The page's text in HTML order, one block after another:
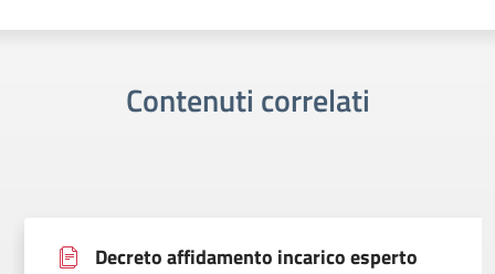
Contenuti correlati
Decreto affidamento incarico esperto